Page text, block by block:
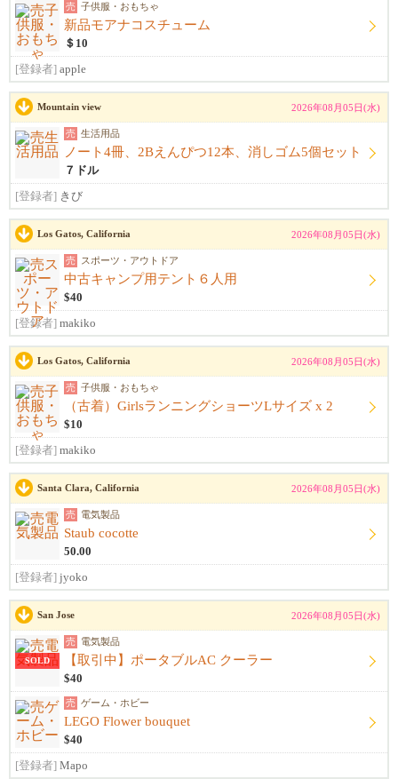
売 子供服・おもちゃ
新品モアナコスチューム
＄10
[登録者] apple
Mountain view 2026年08月05日(水)
売 生活用品
ノート4冊、2Bえんぴつ12本、消しゴム5個セット
７ドル
[登録者] きび
Los Gatos, California 2026年08月05日(水)
売 スポーツ・アウトドア
中古キャンプ用テント６人用
$40
[登録者] makiko
Los Gatos, California 2026年08月05日(水)
売 子供服・おもちゃ
（古着）GirlsランニングショーツLサイズ x 2
$10
[登録者] makiko
Santa Clara, California 2026年08月05日(水)
売 電気製品
Staub cocotte
50.00
[登録者] jyoko
San Jose 2026年08月05日(水)
SOLD
売 電気製品
【取引中】ポータブルAC クーラー
$40
売 ゲーム・ホビー
LEGO Flower bouquet
$40
[登録者] Mapo